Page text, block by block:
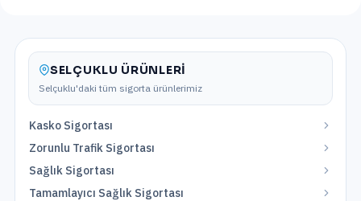
SELÇUKLU ÜRÜNLERI
Selçuklu'daki tüm sigorta ürünlerimiz
Kasko Sigortası
Zorunlu Trafik Sigortası
Sağlık Sigortası
Tamamlayıcı Sağlık Sigortası